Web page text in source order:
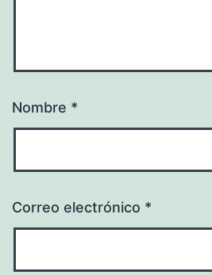
Nombre *
Correo electrónico *